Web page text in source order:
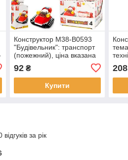
Конструктор M38-B0593
"Будівельник": транспорт
(пожежний), ціна вказана
92₴
Купити
208
за рік